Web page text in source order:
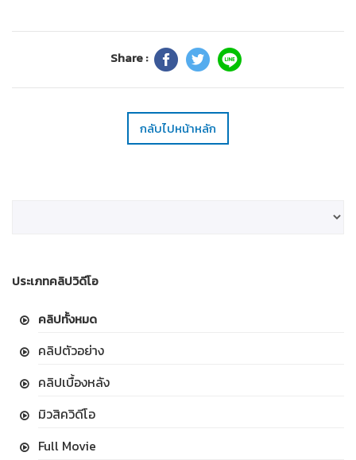
Share :
กลับไปหน้าหลัก
ประเภทคลิปวิดีโอ
คลิปทั้งหมด
คลิปตัวอย่าง
คลิปเบื้องหลัง
มิวสิควิดีโอ
Full Movie